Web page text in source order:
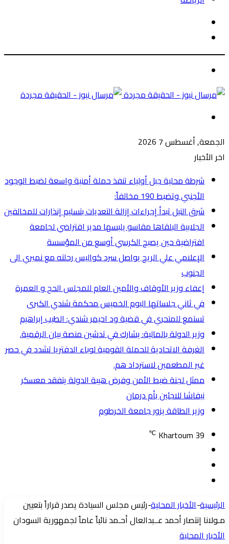
عن
الجمعة, أغسطس 7 2026
اخر الأخبار
شرطة محلية جبل أولياء تنفذ حملة أمنية واسعة لضبط الوجود
الأجنبي وتضبط 190 مخالفاً:
شرق النيل تبدأ إجراءات إزالة التعديات بتسليم إنذارات للمخالفين
الجلابية البلقاها مقاسو يلبسها ​مدير افتراضي لجامعة
افتراضية حين يصبح الكرسي أوسع من المؤسسة
الإعلامي علي الريح يواصل سرد كواليس رحلته مع نميري الى
الجنوب
إعفاء وزير الأوقاف والأمين العام للمجلس الحج و العمرة
في ثاني جلساتها اليوم الخميس محكمة شندي الكبرى
تستمع للمتحري في قضية ود احيمر شندي: الطيب إبراهيم
وزير الدولة بالمالية: يشارك في تدشين منصة بيان الرقمية.
الغرفة الاتحادية للحملة القومية لوباء الدفتريا تشدد في حصر
غير المطعمين لاسترداد هم.
ممثل لجنة ضبط الأمن وفرض هيبة الدولة يتفقد معسكر
نيفاشا للاجئين بأم درمان
وزير الطاقة يزور جامعة الخرطوم
Khartoum 39
℃
جانبيالرئيسية-الأخبار المحلية-رئيس مجلس السيادة يصدر قراراً بتعيين
مـولانا إنتصار أحمد عــبدالعال أحـمد نائباً عاماً لجمهورية السودان
الأخبار المحلية